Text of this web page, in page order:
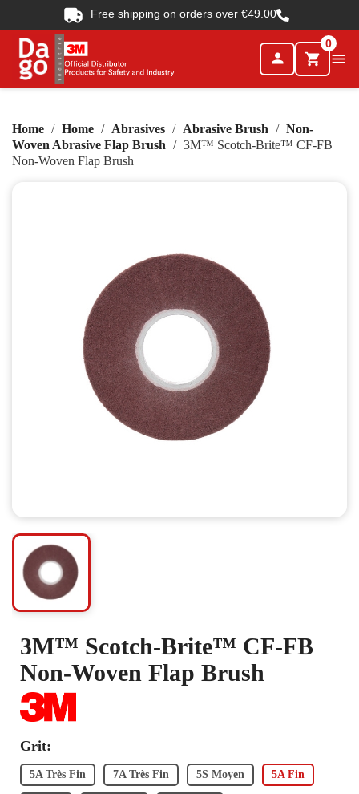
Free shipping on orders over €49.00
person shopping_cart
0

Home Home Abrasives Abrasive Brush
Non-
Woven Abrasive Flap Brush
3M™ Scotch-Brite™ CF-FB
Non-Woven Flap Brush
3M™ Scotch-Brite™ CF-FB
Non-Woven Flap Brush
Grit:
5A Très Fin 7A Très Fin 5S Moyen 5A Fin